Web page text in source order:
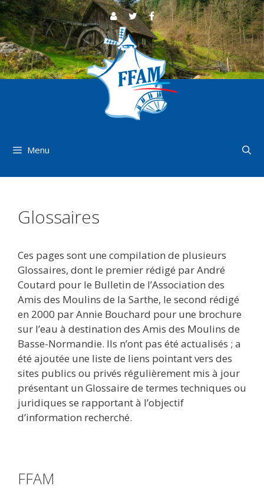
Aller
au
contenu
Menu
Glossaires
Ces pages sont une compilation de plusieurs
Glossaires, dont le premier rédigé par André
Coutard pour le Bulletin de l’Association des
Amis des Moulins de la Sarthe, le second rédigé
en 2000 par Annie Bouchard pour une brochure
sur l’eau à destination des Amis des Moulins de
Basse-Normandie. Ils n’ont pas été actualisés ; a
été ajoutée une liste de liens pointant vers des
sites publics ou privés régulièrement mis à jour
présentant un Glossaire de termes techniques ou
juridiques se rapportant à l’objectif
d’information recherché.
FFAM